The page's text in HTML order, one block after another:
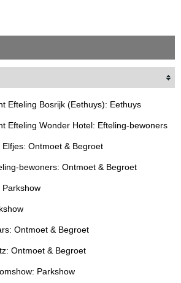
Efteling Bosrijk (Eethuys): Eethuys
Efteling Wonder Hotel: Efteling-bewoners
Elfjes: Ontmoet & Begroet
bewoners: Ontmoet & Begroet
Ontmoet & Begroet
Ontmoet & Begroet
Parkshow